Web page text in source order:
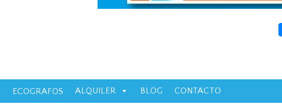
ECOGRAFOS ALQUILER BLOG CONTACTO